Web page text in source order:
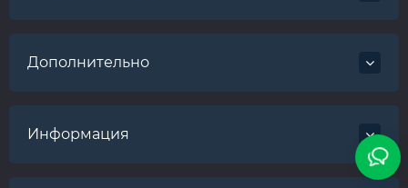
Дополнительно
Информация